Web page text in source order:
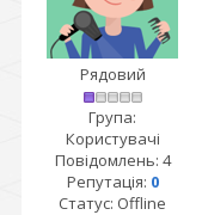
Рядовий
Група:
Користувачі
Повідомлень: 4
Репутація: 0
Статус: Offline